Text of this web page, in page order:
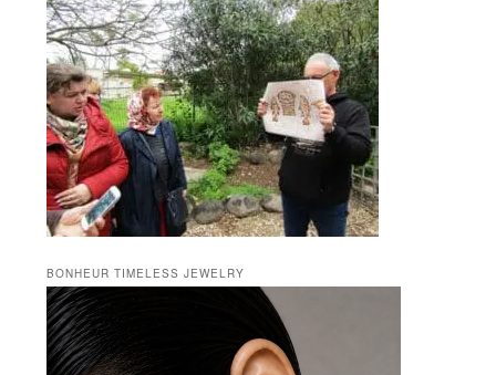
BONHEUR TIMELESS JEWELRY